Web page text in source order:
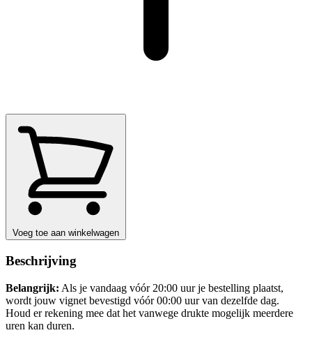
Voeg toe aan winkelwagen
Beschrijving
Belangrijk: Als je vandaag vóór 20:00 uur je bestelling plaatst,
wordt jouw vignet bevestigd vóór 00:00 uur van dezelfde dag.
Houd er rekening mee dat het vanwege drukte mogelijk meerdere
uren kan duren.